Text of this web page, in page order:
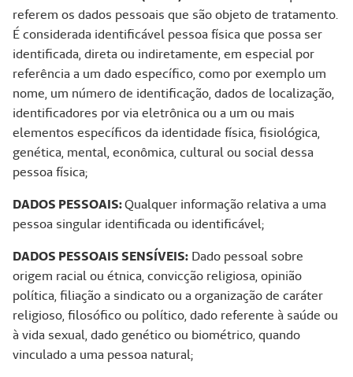
referem os dados pessoais que são objeto de tratamento.
É considerada identificável pessoa física que possa ser
identificada, direta ou indiretamente, em especial por
referência a um dado específico, como por exemplo um
nome, um número de identificação, dados de localização,
identificadores por via eletrônica ou a um ou mais
elementos específicos da identidade física, fisiológica,
genética, mental, econômica, cultural ou social dessa
pessoa física;
DADOS PESSOAIS:Qualquer informação relativa a uma
pessoa singular identificada ou identificável;
DADOS PESSOAIS SENSÍVEIS: Dado pessoal sobre
origem racial ou étnica, convicção religiosa, opinião
política, filiação a sindicato ou a organização de caráter
religioso, filosófico ou político, dado referente à saúde ou
à vida sexual, dado genético ou biométrico, quando
vinculado a uma pessoa natural;